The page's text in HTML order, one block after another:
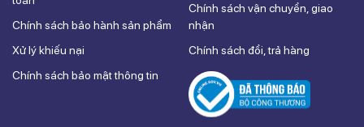
Chính sách bảo hành sản phẩm
Xử lý khiếu nại
Chính sách bảo mật thông tin
Chính sách vận chuyển, giao
nhận
Chính sách đổi, trả hàng